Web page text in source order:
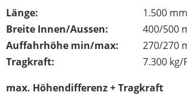
Länge:
1.500 mm
Breite Innen/Aussen:
400/500
Auffahrhöhe min/max:
270/270
Tragkraft:
7.300 kg/
max. Höhendifferenz + Tragkraft